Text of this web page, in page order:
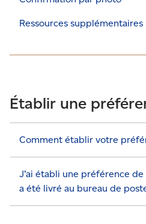
Ressources supplémentaires
Établir une
Comment établir votre
J’ai établi une préférence
a été livré au bureau de